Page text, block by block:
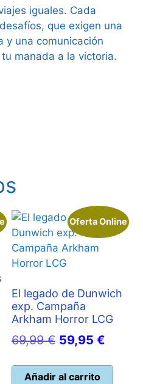
iguales. Cada
que exigen una
y una comunicación
manada a la victoria.
Oferta Online
El legado de Dunwich
exp. Campaña
Arkham Horror LCG
69,99€ El
original
59,95 €El
Añadir al carrito